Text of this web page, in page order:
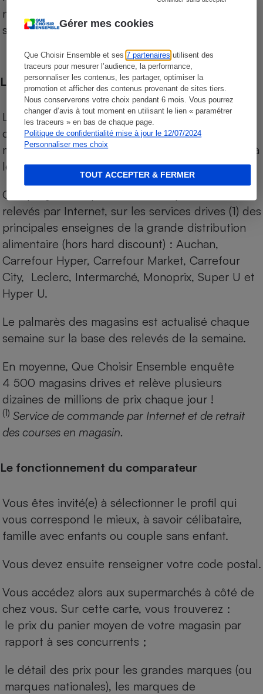
Gérer mes cookies
Que Choisir Ensemble et ses7 partenaires utilisent des
traceurs pour mesurer l’audience, la performance,
personnaliser les contenus, les partager, optimiser la
promotion et afficher des contenus provenant de sites tiers.
Nous conserverons votre choix pendant 6 mois. Vous pourrez
changer d’avis à tout moment en utilisant le lien « paramétrer
les traceurs » en bas de chaque page.
Politique de confidentialité mise à jour le 12/07/2024
Personnaliser mes choix
TOUT ACCEPTER & FERMER
niveau de prix des supermarchés, géolocalisés
sur le territoire français.
Les comparaisons de prix
Les comparaisons sont réalisées sur l’ensemble
des produits des magasins. Les produits de
marques de distributeurs (MDD) sont comparés à
leurs équivalents chez leurs concurrents.
Chaque jour, les prix de tous les produits sont
relevés par Internet, sur les services drives (1) des
principales enseignes de la grande distribution
alimentaire (hors hard discount) : Auchan,
Carrefour Hyper, Carrefour Market, Carrefour
City, Leclerc, Intermarché, Monoprix, Super U et
Hyper U.
Le palmarès des magasins est actualisé chaque
semaine sur la base des relevés de la semaine.
En moyenne, Que Choisir Ensemble enquête
4 500 magasins drives et relève plusieurs
dizaines de millions de prix chaque jour !
(1) Service de commande par Internet et de retrait
des courses en magasin.
Le fonctionnement du comparateur
Vous êtes invité(e) à sélectionner le profil qui
vous correspond le mieux, à savoir célibataire,
famille avec enfants ou couple sans enfant.
Vous devez ensuite renseigner votre code postal.
Vous accédez alors aux supermarchés à côté de
chez vous. Sur cette carte, vous trouverez :
le prix du panier moyen de votre magasin par
rapport à ses concurrents ;
le détail des prix pour les grandes marques (ou
marques nationales), les marques de